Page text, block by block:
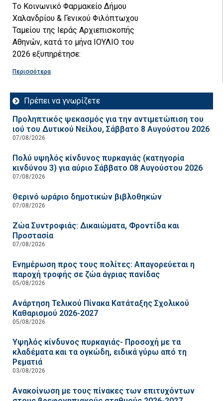
Tο Κοινωνικό Φαρμακείο Δήμου
Χαλανδρίου & Γενικού Φιλόπτωχου
Ταμείου της Ιεράς Αρχιεπισκοπής
Αθηνών, κατά το μήνα ΙΟΥΛΙΟ του
2026 εξυπηρέτησε:
Περισσότερα
Πρέπει να γνωρίζετε
Προληπτικός ψεκασμός για την αντιμετώπιση του
ιού του Δυτικού Νείλου, Σάββατο 8 Αυγούστου 2026
07/08/2026
Πολύ υψηλός κίνδυνος πυρκαγιάς (κατηγορία
κινδύνου 3) για αύριο Σάββατο 08 Αυγούστου 2026
07/08/2026
Θερινό ωράριο δημοτικών βιβλοθηκών
07/08/2026
Ζώα Συντροφιάς: Δικαιώματα, Φροντίδα και
Προστασία
07/08/2026
Ενημέρωση προς τους πολίτες: Απαγορεύεται η
παροχή τροφής σε ζώα άγριας πανίδας
05/08/2026
Ανάρτηση Τελικού Πίνακα Κατάταξης Σχολικού
Καθαρισμού 2026-2027
05/08/2026
Υψηλός κίνδυνος πυρκαγιάς- Προσοχή με τα
κλαδέματα και τα ογκώδη, ειδικά γύρω από τη
Ρεματιά
03/08/2026
Ανακοίνωση με τους πίνακες των επιτυχόντων